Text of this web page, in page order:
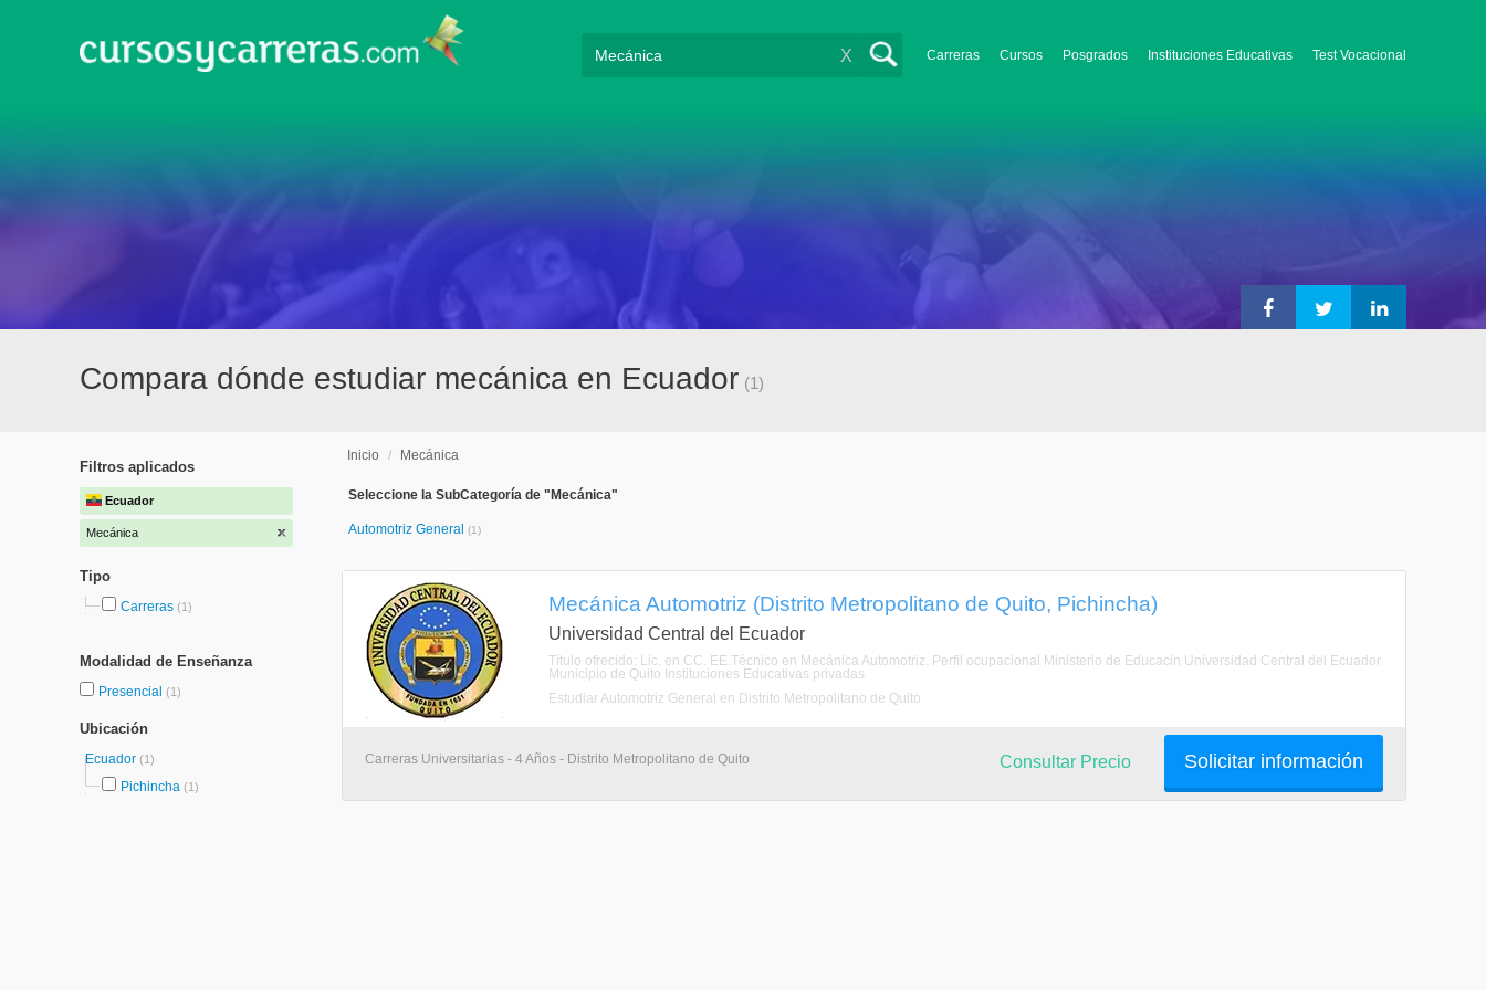
Carreras Cursos Posgrados Instituciones Educativas Test Vocacional
X
Compara dónde estudiar mecánica en Ecuador (1)
Filtros aplicados
Ecuador
Mecánica
Tipo
Carreras (1)
Modalidad de Enseñanza
Presencial (1)
Ubicación
Ecuador (1)
Pichincha (1)
Inicio / Mecánica
Seleccione la SubCategoría de "Mecánica"
Automotriz General (1)
Mecánica Automotriz (Distrito Metropolitano de Quito, Pichincha)
Universidad Central del Ecuador
Título ofrecido: Lic. en CC. EE.Técnico en Mecánica Automotriz. Perfil ocupacional Ministerio de Educacin Universidad Central del Ecuador
Municipio de Quito Instituciones Educativas privadas
Estudiar Automotriz General en Distrito Metropolitano de Quito
Carreras Universitarias - 4 Años - Distrito Metropolitano de Quito Solicitar información
Consultar Precio